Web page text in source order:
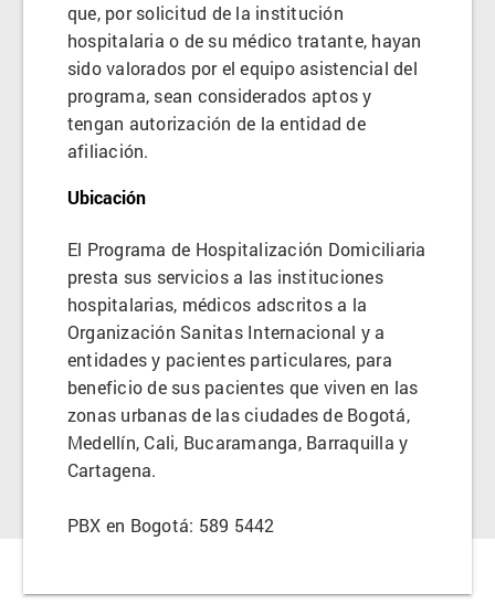
que, por solicitud de la institución
hospitalaria o de su médico tratante, hayan
sido valorados por el equipo asistencial del
programa, sean considerados aptos y
tengan autorización de la entidad de
afiliación.
Ubicación
El Programa de Hospitalización Domiciliaria
presta sus servicios a las instituciones
hospitalarias, médicos adscritos a la
Organización Sanitas Internacional y a
entidades y pacientes particulares, para
beneficio de sus pacientes que viven en las
zonas urbanas de las ciudades de Bogotá,
Medellín, Cali, Bucaramanga, Barraquilla y
Cartagena.
PBX en Bogotá: 589 5442